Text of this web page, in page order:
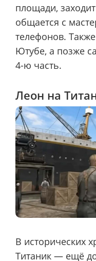
площади,
общается с
телефонов.
Ютубе, а позже
4-ю часть.
Леон на
В исторических
Титаник — ещё